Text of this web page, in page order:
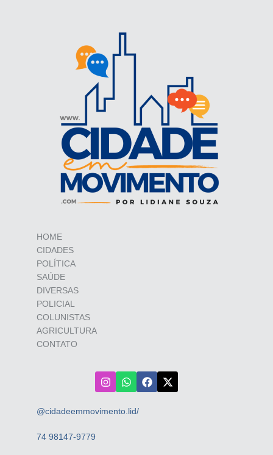
HOME
CIDADES
POLÍTICA
SAÚDE
DIVERSAS
POLICIAL
COLUNISTAS
AGRICULTURA
CONTATO
@cidadeemmovimento.lid/
74 98147-9779